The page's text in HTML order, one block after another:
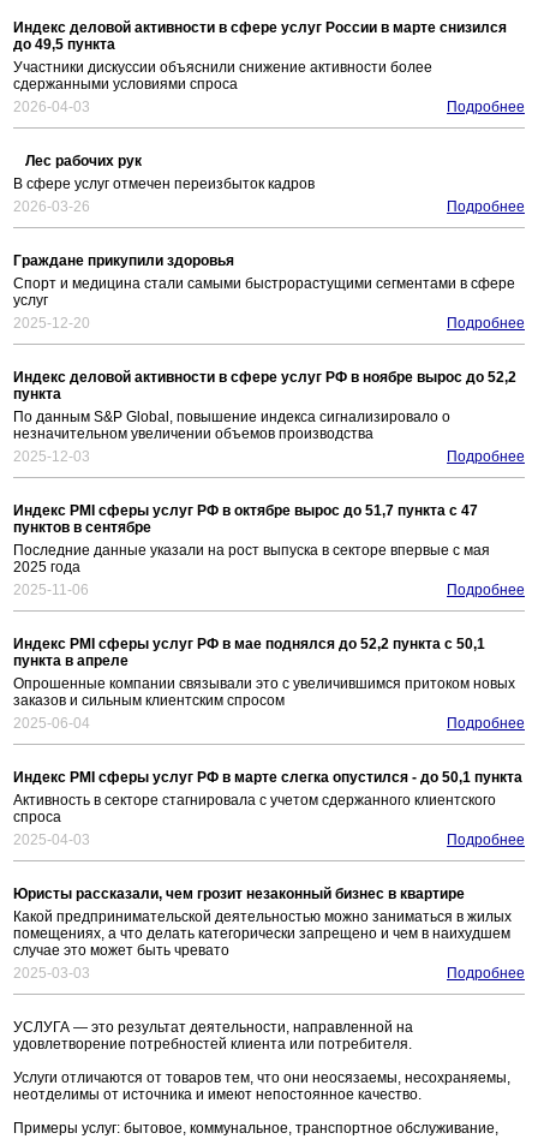
Индекс деловой активности в сфере услуг России в марте снизился
до 49,5 пункта
Участники дискуссии объяснили снижение активности более
сдержанными условиями спроса
2026-04-03
Подробнее
Лес рабочих рук
В сфере услуг отмечен переизбыток кадров
2026-03-26
Подробнее
Граждане прикупили здоровья
Спорт и медицина стали самыми быстрорастущими сегментами в сфере
услуг
2025-12-20
Подробнее
Индекс деловой активности в сфере услуг РФ в ноябре вырос до 52,2
пункта
По данным S&P Global, повышение индекса сигнализировало о
незначительном увеличении объемов производства
2025-12-03
Подробнее
Индекс PMI сферы услуг РФ в октябре вырос до 51,7 пункта с 47
пунктов в сентябре
Последние данные указали на рост выпуска в секторе впервые с мая
2025 года
2025-11-06
Подробнее
Индекс PMI сферы услуг РФ в мае поднялся до 52,2 пункта с 50,1
пункта в апреле
Опрошенные компании связывали это с увеличившимся притоком новых
заказов и сильным клиентским спросом
2025-06-04
Подробнее
Индекс PMI сферы услуг РФ в марте слегка опустился - до 50,1 пункта
Активность в секторе стагнировала с учетом сдержанного клиентского
спроса
2025-04-03
Подробнее
Юристы рассказали, чем грозит незаконный бизнес в квартире
Какой предпринимательской деятельностью можно заниматься в жилых
помещениях, а что делать категорически запрещено и чем в наихудшем
случае это может быть чревато
2025-03-03
Подробнее
УСЛУГА — это результат деятельности, направленной на
удовлетворение потребностей клиента или потребителя.
Услуги отличаются от товаров тем, что они неосязаемы, несохраняемы,
неотделимы от источника и имеют непостоянное качество.
Примеры услуг: бытовое, коммунальное, транспортное обслуживание,